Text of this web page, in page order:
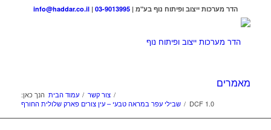
הדר מערכות ייצוב ופיתוח נוף בע"מ | 03-9013995
|
info@haddar.co.il
מאמרים
הנך כאן: עמוד הבית / צור קשר /
שבילי עפר במראה טבעי – עין צורים פארק שלולית החורף / DCF 1.0